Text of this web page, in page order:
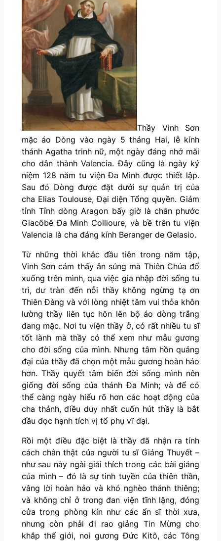
Thầy Vinh Sơn
mặc áo Dòng vào ngày 5 tháng Hai, lễ kính
thánh Agatha trinh nữ, một ngày đáng nhớ mãi
cho dân thành Valencia. Đây cũng là ngày kỷ
niệm 128 năm tu viện Đa Minh được thiết lập.
Sau đó Dòng được đặt dưới sự quản trị của
cha Elias Toulouse, Đại diện Tổng quyền. Giám
tỉnh Tỉnh dòng Aragon bấy giờ là chân phước
Giacôbê Đa Minh Collioure, và bề trên tu viện
Valencia là cha đáng kính Beranger de Gelasio.
Từ những thời khắc đầu tiên trong năm tập,
Vinh Sơn cảm thấy ân sủng mà Thiên Chúa đổ
xuống trên mình, qua việc gia nhập đời sống tu
trì, dư tràn đến nỗi thầy không ngừng tạ ơn
Thiên Đàng và với lòng nhiệt tâm vui thỏa khôn
lường thầy liên tục hôn lên bộ áo dòng trắng
đang mặc. Nơi tu viện thầy ở, có rất nhiều tu sĩ
tốt lành mà thầy có thể xem như mẫu gương
cho đời sống của mình. Nhưng tâm hồn quảng
đại của thầy đã chọn một mẫu gương hoàn hảo
hơn. Thầy quyết tâm biến đời sống mình nên
giống đời sống của thánh Đa Minh; và để có
thể càng ngày hiểu rõ hơn các hoạt động của
cha thánh, điều duy nhất cuốn hút thầy là bắt
đầu đọc hạnh tích vị tổ phụ vĩ đại.
Rồi một điều đặc biệt là thầy đã nhận ra tính
cách chân thật của người tu sĩ Giảng Thuyết –
như sau này ngài giải thích trong các bài giảng
của mình – đó là sự tinh tuyền của thiên thần,
vâng lời hoàn hảo và khó nghèo thánh thiêng;
và không chỉ ở trong đan viện tĩnh lặng, đóng
cửa trong phòng kín như các ẩn sĩ thời xưa,
nhưng còn phải đi rao giảng Tin Mừng cho
khắp thế giới, noi gương Đức Kitô, các Tông